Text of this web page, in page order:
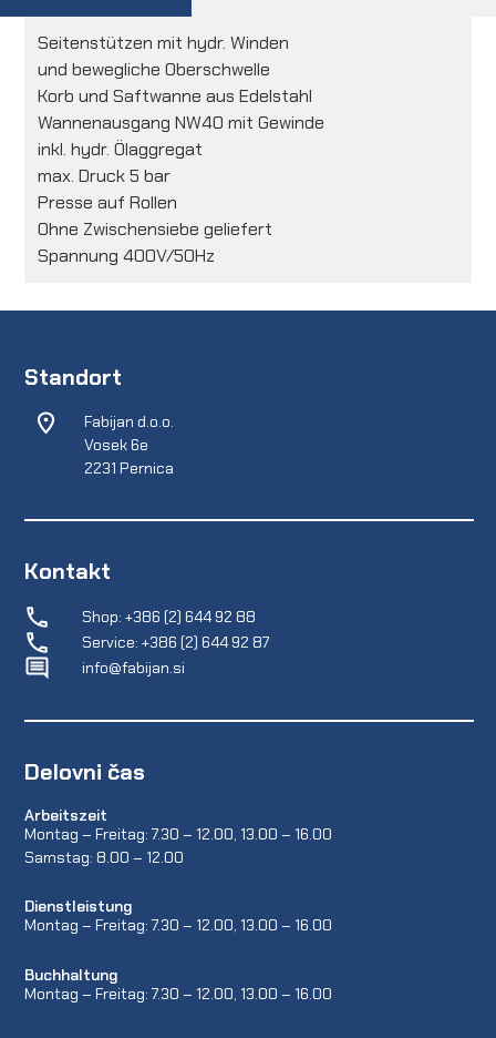
Seitenstützen mit hydr. Winden
und bewegliche Oberschwelle
Korb und Saftwanne aus Edelstahl
Wannenausgang NW40 mit Gewinde
inkl. hydr. Ölaggregat
max. Druck 5 bar
Presse auf Rollen
Ohne Zwischensiebe geliefert
Spannung 400V/50Hz
Standort
Fabijan d.o.o.
Vosek 6e
2231 Pernica
Kontakt
Shop: +386 (2) 644 92 88
Service: +386 (2) 644 92 87
info@fabijan.si
Delovni čas
Arbeitszeit
Montag – Freitag: 7.30 – 12.00, 13.00 – 16.00
Samstag: 8.00 – 12.00
Dienstleistung
Montag – Freitag: 7.30 – 12.00, 13.00 – 16.00
Buchhaltung
Montag – Freitag: 7.30 – 12.00, 13.00 – 16.00